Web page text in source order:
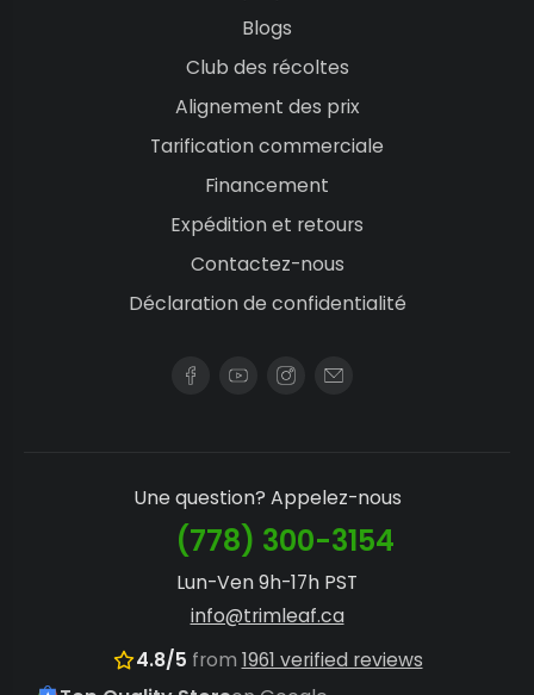
Blogs
Club des récoltes
Alignement des prix
Tarification commerciale
Financement
Expédition et retours
Contactez-nous
Déclaration de confidentialité
Une question? Appelez-nous
(778) 300-3154
Lun-Ven 9h-17h PST
info@trimleaf.ca
4.8/5 from 1961 verified reviews